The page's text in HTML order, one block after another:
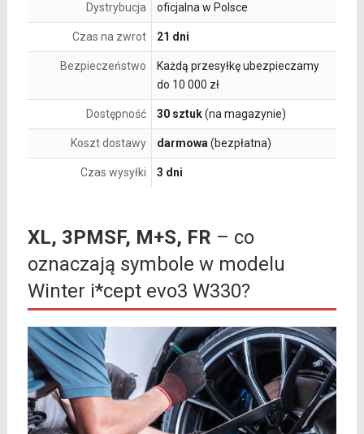
Dystrybucja oficjalna w Polsce
Czas na zwrot 21 dni
Bezpieczeństwo
Każdą przesyłkę ubezpieczamy
do 10 000 zł
Dostępność 30 sztuk(na magazynie)
Koszt dostawy darmowa (bezpłatna)
Czas wysyłki 3 dni
XL, 3PMSF, M+S, FR – co
oznaczają symbole w modelu
Winter i*cept evo3 W330?